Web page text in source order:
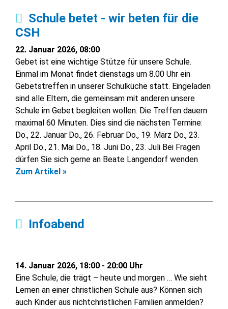
Schule betet - wir beten für die
CSH
22. Januar 2026, 08:00
Gebet ist eine wichtige Stütze für unsere Schule.
Einmal im Monat findet dienstags um 8.00 Uhr ein
Gebetstreffen in unserer Schulküche statt. Eingeladen
sind alle Eltern, die gemeinsam mit anderen unsere
Schule im Gebet begleiten wollen. Die Treffen dauern
maximal 60 Minuten. Dies sind die nächsten Termine:
Do., 22. Januar Do., 26. Februar Do., 19. März Do., 23.
April Do., 21. Mai Do., 18. Juni Do., 23. Juli Bei Fragen
dürfen Sie sich gerne an Beate Langendorf wenden
Zum Artikel »
Infoabend
14. Januar 2026, 18:00 - 20:00 Uhr
Eine Schule, die trägt – heute und morgen … Wie sieht
Lernen an einer christlichen Schule aus? Können sich
auch Kinder aus nichtchristlichen Familien anmelden?